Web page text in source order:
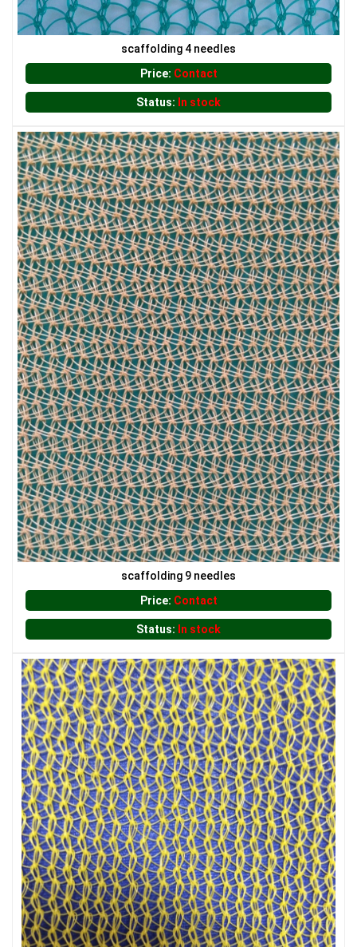
LƯỚI CHẮN CÔN TRÙNG
LƯỚI CHE NẮNG
LƯỚI CHẮN ĐỘNG VẬT
LƯỚI XÂY DỰNG
LƯỚI NUÔI TRỒNG HẢI SẢN
LƯỚI CHẮN GIÓ
LƯỚI CHẮN CÔN TRÙNG
LƯỚI CHẮN CÔN TRÙNG
scaffolding 4 needles
Price: Contact
Status: In stock
scaffolding 9 needles
Price: Contact
Status: In stock